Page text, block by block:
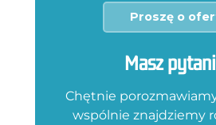
Proszę o
Masz
Chętnie
wspólnie znajdziemy